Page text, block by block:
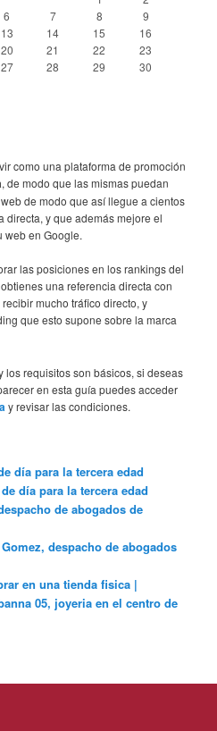
6 7 8
9
13 14 15
16
20 21 22
23
27 28 29
30
como una plataforma de promoción
, de modo que las mismas puedan
de modo que así llegue a cientos
directa, y que además mejore el
web en Google.
las posiciones en los rankings del
una referencia directa con
mucho tráfico directo, y
que esto supone sobre la marca
los requisitos son básicos, si deseas
en esta guía puedes acceder
y revisar las condiciones.
día para la tercera edad
día para la tercera edad
de abogados de
despacho de abogados
en una tienda fisica |
05, joyeria en el centro de